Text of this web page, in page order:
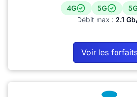
4G 5G
Débit max : 2.1
Voir les forfaits